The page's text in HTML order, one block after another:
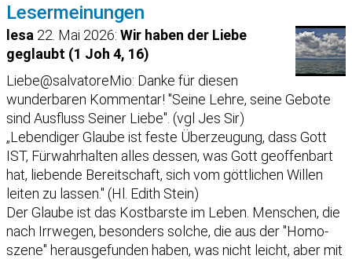
Lesermeinungen
lesa 22. Mai 2026: Wir haben der Liebe
geglaubt (1 Joh 4, 16)
Liebe@salvatoreMio: Danke für diesen
wunderbaren Kommentar! "Seine Lehre, seine Gebote
sind Ausfluss Seiner Liebe". (vgl Jes Sir)
„Lebendiger Glaube ist feste Überzeugung, dass Gott
IST, Fürwahrhalten alles dessen, was Gott geoffenbart
hat, liebende Bereitschaft, sich vom göttlichen Willen
leiten zu lassen." (Hl. Edith Stein)
Der Glaube ist das Kostbarste im Leben. Menschen, die
nach Irrwegen, besonders solche, die aus der "Homo-
szene" herausgefunden haben, was nicht leicht, aber mit